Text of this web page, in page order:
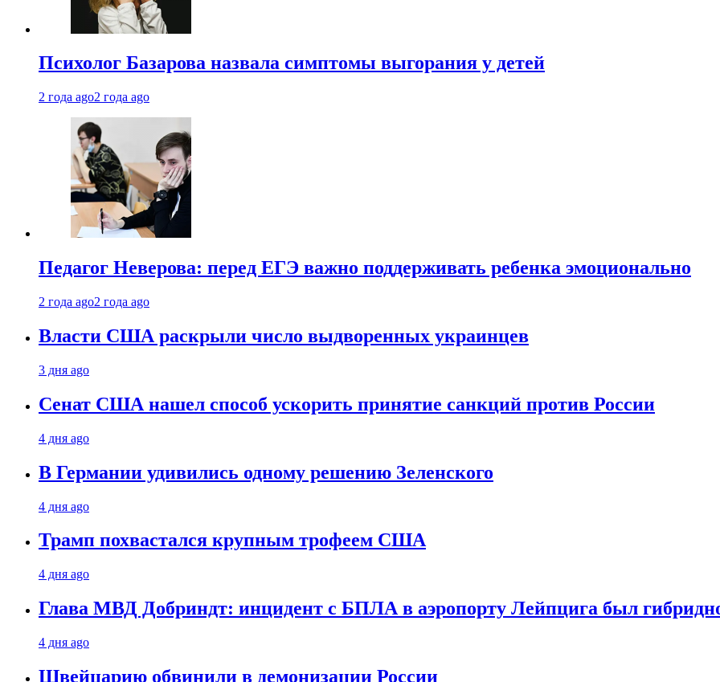
Психолог Базарова назвала симптомы выгорания у детей
2 года ago2 года ago
Педагог Неверова: перед ЕГЭ важно поддерживать ребенка эмоционально
2 года ago2 года ago
Власти США раскрыли число выдворенных украинцев
3 дня ago
Сенат США нашел способ ускорить принятие санкций против России
4 дня ago
В Германии удивились одному решению Зеленского
4 дня ago
Трамп похвастался крупным трофеем США
4 дня ago
Глава МВД Добриндт: инцидент с БПЛА в аэропорту Лейпцига был
4 дня ago
Швейцарию обвинили в демонизации России